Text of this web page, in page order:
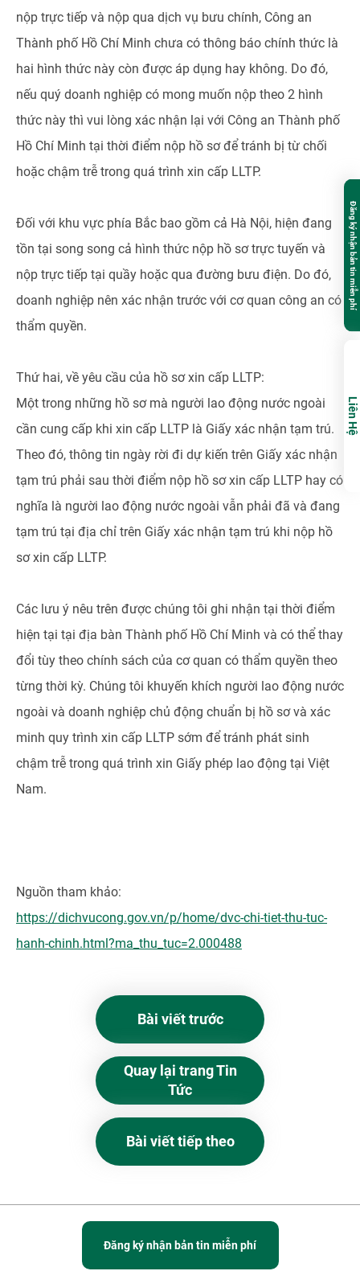
nộp trực tiếp và nộp qua dịch vụ bưu chính, Công an
Thành phố Hồ Chí Minh chưa có thông báo chính thức là
hai hình thức này còn được áp dụng hay không. Do đó,
nếu quý doanh nghiệp có mong muốn nộp theo 2 hình
thức này thì vui lòng xác nhận lại với Công an Thành phố
Hồ Chí Minh tại thời điểm nộp hồ sơ để tránh bị từ chối
hoặc chậm trễ trong quá trình xin cấp LLTP.
Đối với khu vực phía Bắc bao gồm cả Hà Nội, hiện đang
tồn tại song song cả hình thức nộp hồ sơ trực tuyến và
nộp trực tiếp tại quầy hoặc qua đường bưu điện. Do đó,
doanh nghiệp nên xác nhận trước với cơ quan công an có
thẩm quyền.
Thứ hai, về yêu cầu của hồ sơ xin cấp LLTP:
Một trong những hồ sơ mà người lao động nước ngoài
cần cung cấp khi xin cấp LLTP là Giấy xác nhận tạm trú.
Theo đó, thông tin ngày rời đi dự kiến trên Giấy xác nhận
tạm trú phải sau thời điểm nộp hồ sơ xin cấp LLTP hay có
nghĩa là người lao động nước ngoài vẫn phải đã và đang
tạm trú tại địa chỉ trên Giấy xác nhận tạm trú khi nộp hồ
sơ xin cấp LLTP.
Các lưu ý nêu trên được chúng tôi ghi nhận tại thời điểm
hiện tại tại địa bàn Thành phố Hồ Chí Minh và có thể thay
đổi tùy theo chính sách của cơ quan có thẩm quyền theo
từng thời kỳ. Chúng tôi khuyến khích người lao động nước
ngoài và doanh nghiệp chủ động chuẩn bị hồ sơ và xác
minh quy trình xin cấp LLTP sớm để tránh phát sinh
chậm trễ trong quá trình xin Giấy phép lao động tại Việt
Nam.
Nguồn tham khảo:
https://dichvucong.gov.vn/p/home/dvc-chi-tiet-thu-tuc-
hanh-chinh.html?ma_thu_tuc=2.000488
Bài viết trước
Quay lại trang Tin
Tức
Bài viết tiếp theo
Đăng ký nhận bản tin miễn phí
Liên Hệ
Đăng ký nhận bản tin miễn phí